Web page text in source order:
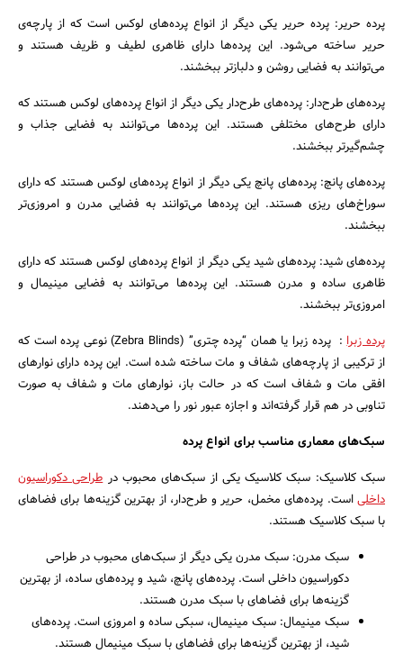
پرده حریر: پرده حریر یکی دیگر از انواع پرده‌های لوکس است که از پارچه‌ی
حریر ساخته می‌شود. این پرده‌ها دارای ظاهری لطیف و ظریف هستند و
می‌توانند به فضایی روشن و دلباز‌تر ببخشند.
پرده‌های طرح‌دار: پرده‌های طرح‌دار یکی دیگر از انواع پرده‌های لوکس هستند که
دارای طرح‌های مختلفی هستند. این پرده‌ها می‌توانند به فضایی جذاب و
چشم‌گیر‌تر ببخشند.
پرده‌های پانچ: پرده‌های پانچ یکی دیگر از انواع پرده‌های لوکس هستند که دارای
سوراخ‌های ریزی هستند. این پرده‌ها می‌توانند به فضایی مدرن و امروزی‌تر
ببخشند.
پرده‌های شید: پرده‌های شید یکی دیگر از انواع پرده‌های لوکس هستند که دارای
ظاهری ساده و مدرن هستند. این پرده‌ها می‌توانند به فضایی مینیمال و
امروزی‌تر ببخشند.
پرده زبرا
: پرده زبرا یا همان “پرده چتری” (Zebra Blinds) نوعی پرده است که
از ترکیبی از پارچه‌های شفاف و مات ساخته شده است. این پرده دارای نوارهای
افقی مات و شفاف است که در حالت باز، نوارهای مات و شفاف به صورت
تناوبی در هم قرار گرفته‌اند و اجازه عبور نور را می‌دهند.
سبک‌های معماری مناسب برای انواع پرده
سبک کلاسیک: سبک کلاسیک یکی از سبک‌های محبوب درطراحی دکوراسیون
داخلیاست. پرده‌های مخمل، حریر و طرح‌دار، از بهترین گزینه‌ها برای فضاهای
با سبک کلاسیک هستند.
سبک مدرن: سبک مدرن یکی دیگر از سبک‌های محبوب در طراحی
دکوراسیون داخلی است. پرده‌های پانچ، شید و پرده‌های ساده، از بهترین
گزینه‌ها برای فضاهای با سبک مدرن هستند.
سبک مینیمال: سبک مینیمال، سبکی ساده و امروزی است. پرده‌های
شید، از بهترین گزینه‌ها برای فضاهای با سبک مینیمال هستند.